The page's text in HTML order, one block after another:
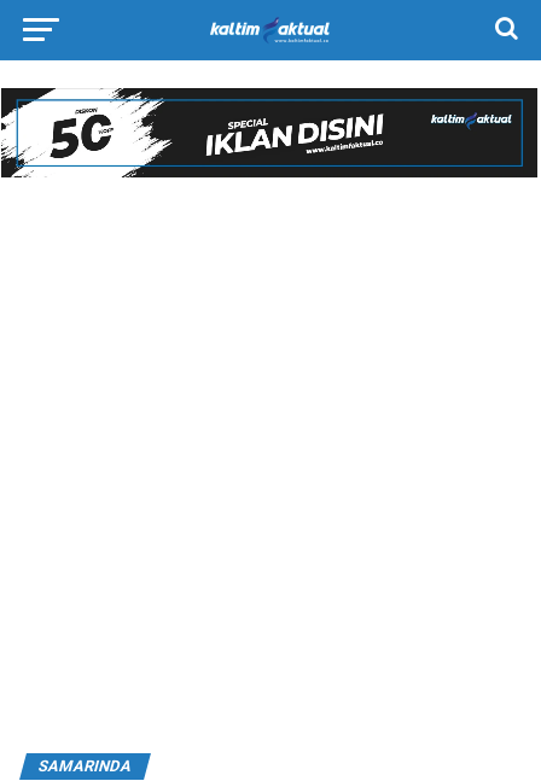
SAMARINDA